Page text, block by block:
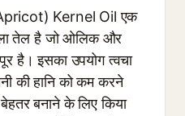
Kernel Oil एक
तेल है जो ओलिक और
है। इसका उपयोग त्वचा
की हानि को कम करने
बनाने के लिए किया